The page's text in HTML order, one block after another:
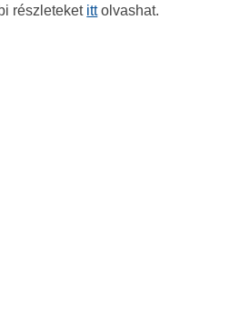
részleteket ittolvashat.